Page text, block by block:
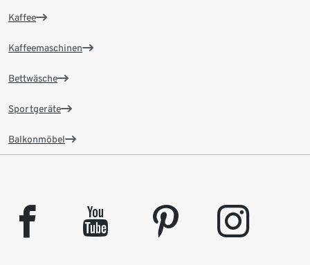
Kaffee
Kaffeemaschinen
Bettwäsche
Sportgeräte
Balkonmöbel
facebook youtube pinterest instagram